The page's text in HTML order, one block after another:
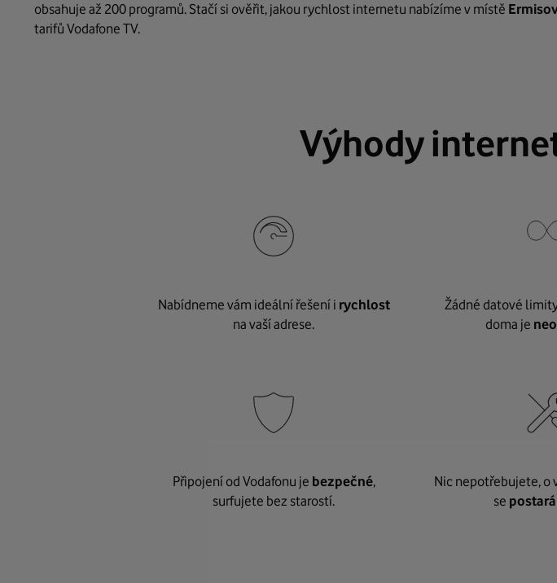
obsahuje až 200 programů. Stačí si ověřit, jakou rychlost internetu nabízíme v místě
tarifů Vodafone TV.
Výhody
Nabídneme vám ideální řešení i rychlost
na vaší adrese.
Žádné datové
doma je
Připojení od Vodafonu je bezpečné,
surfujete bez starostí.
Nic nepotřebujete, o
se